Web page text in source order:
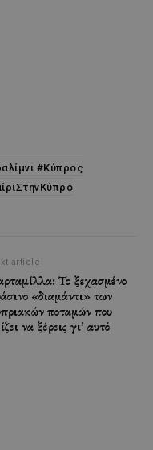
#Κύπρος
article
Το ξεχασμένο
«διαμάντι» των
ποταμών που
να ξέρεις γι’ αυτό